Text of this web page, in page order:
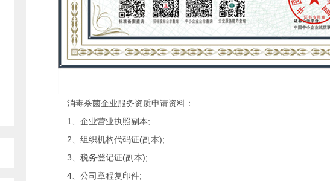
消毒杀菌企业服务资质申请资料：
1、企业营业执照副本;
2、组织机构代码证(副本);
3、税务登记证(副本);
4、公司章程复印件;